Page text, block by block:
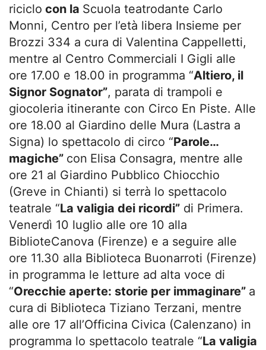
riciclo con la Scuola teatrodante Carlo
Monni, Centro per l’età libera Insieme per
Brozzi 334 a cura di Valentina Cappelletti,
mentre al Centro Commerciali I Gigli alle
ore 17.00 e 18.00 in programma “Altiero, il
Signor Sognator”, parata di trampoli e
giocoleria itinerante con Circo En Piste. Alle
ore 18.00 al Giardino delle Mura (Lastra a
Signa) lo spettacolo di circo “Parole…
magiche” con Elisa Consagra, mentre alle
ore 21 al Giardino Pubblico Chiocchio
(Greve in Chianti) si terrà lo spettacolo
teatrale “La valigia dei ricordi” di Primera.
Venerdì 10 luglio alle ore 10 alla
BiblioteCanova (Firenze) e a seguire alle
ore 11.30 alla Biblioteca Buonarroti (Firenze)
in programma le letture ad alta voce di
“Orecchie aperte: storie per immaginare” a
cura di Biblioteca Tiziano Terzani, mentre
alle ore 17 all’Officina Civica (Calenzano) in
programma lo spettacolo teatrale “La valigia